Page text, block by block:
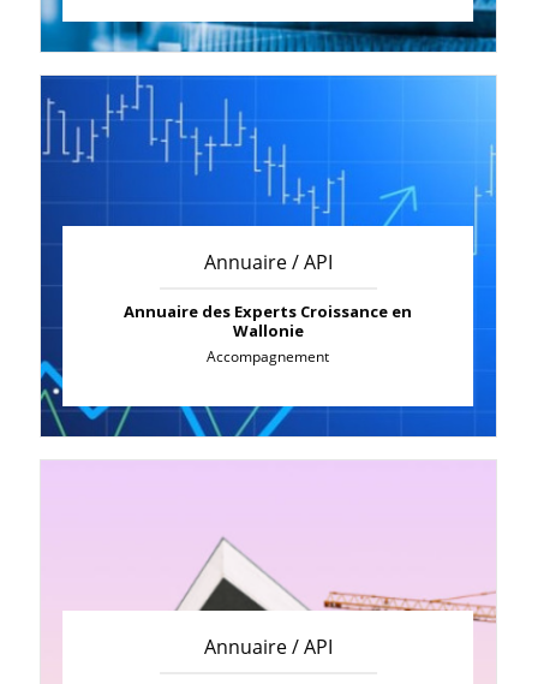
Annuaire / API
Annuaire des Experts Croissance en
Wallonie
Accompagnement
Annuaire / API